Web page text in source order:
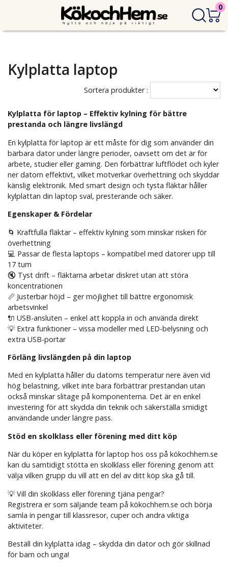
0
Kylplatta laptop
Sortera produkter :
Kylplatta för laptop – Effektiv kylning för bättre
prestanda och längre livslängd
En kylplatta för laptop är ett måste för dig som använder din
bärbara dator under längre perioder, oavsett om det är för
arbete, studier eller gaming. Den förbättrar luftflödet och kyler
ner datorn effektivt, vilket motverkar överhettning och skyddar
känslig elektronik. Med smart design och tysta fläktar håller
kylplattan din laptop sval, presterande och säker.
Egenskaper & Fördelar
🌀 Kraftfulla fläktar – effektiv kylning som minskar risken för
överhettning
💻 Passar de flesta laptops – kompatibel med datorer upp till
17 tum
🔇 Tyst drift – fläktarna arbetar diskret utan att störa
koncentrationen
📏 Justerbar höjd – ger möjlighet till bättre ergonomisk
arbetsvinkel
🔌 USB-ansluten – enkel att koppla in och använda direkt
💡 Extra funktioner – vissa modeller med LED-belysning och
extra USB-portar
Förläng livslängden på din laptop
Med en kylplatta håller du datorns temperatur nere även vid
hög belastning, vilket inte bara förbättrar prestandan utan
också minskar slitage på komponenterna. Det är en enkel
investering för att skydda din teknik och säkerställa smidigt
användande under längre pass.
Stöd en skolklass eller förening med ditt köp
När du köper en kylplatta för laptop hos oss på kökochhem.se
kan du samtidigt stötta en skolklass eller förening genom att
välja vilken grupp du vill att en del av ditt köp ska gå till.
💡 Vill din skolklass eller förening tjäna pengar?
Registrera er som säljande team på kökochhem.se och börja
samla in pengar till klassresor, cuper och andra viktiga
aktiviteter.
Beställ din kylplatta idag – skydda din dator och gör skillnad
för barn och unga!